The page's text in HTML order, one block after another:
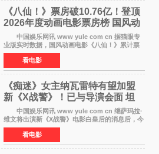
《八仙！》票房破10.76亿！登顶
2026年度动画电影票房榜 国风动
画逆袭暑期档
中国娱乐网讯 www yule com cn 据猫眼专
业版实时数据，国风动画电影《八仙！》累计票
房突破10 76亿元，超过《熊出没·年年有熊》，
暂列2026年度动画影片票房榜冠军。该片自暑期
档登陆院线以
看电影
《痴迷》女主纳瓦雷特有望加盟
新《X战警》！已与导演会面 坦
言“魔形女一直很酷”
中国娱乐网讯 www yule com cn 继萨玛拉·
维文将出演新《X战警》电影白皇后的消息后，今
年暑期档大热恐怖片《痴迷》女主角印达·纳瓦雷
特也有望加盟这部备受瞩目的漫威新作——目前
还处于有
看电影